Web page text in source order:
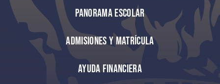
Panorama escolar
Admisiones y matrícula
Ayuda financiera